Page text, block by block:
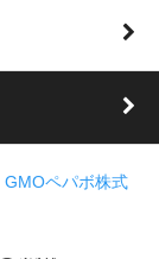
GMOペパボ株式